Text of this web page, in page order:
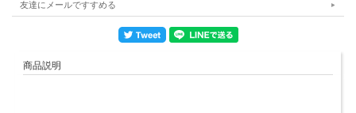
友達にメールですすめる
商品説明